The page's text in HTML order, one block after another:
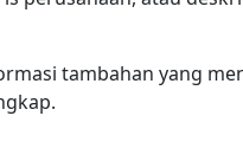
tambahan yang